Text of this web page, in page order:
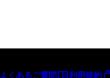
よくあるご質問 利用規約